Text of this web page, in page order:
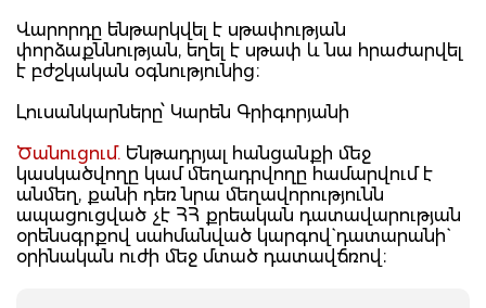
Վարորդը ենթարկվել է սթափության
փորձաքննության, եղել է սթափ և նա հրաժարվել
է բժշկական օգնությունից։
Լուսանկարները՝ Կարեն Գրիգորյանի
Ծանուցում. Ենթադրյալ հանցանքի մեջ
կասկածվողը կամ մեղադրվողը համարվում է
անմեղ, քանի դեռ նրա մեղավորությունն
ապացուցված չէ ՀՀ քրեական դատավարության
օրենսգրքով սահմանված կարգով` դատարանի`
օրինական ուժի մեջ մտած դատավճռով։